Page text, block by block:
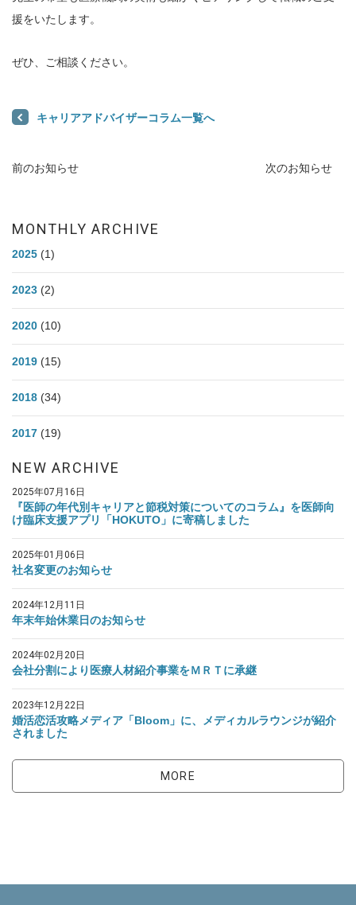
援をいたします。
ぜひ、ご相談ください。
キャリアアドバイザーコラム一覧へ
前のお知らせ 次のお知らせ
MONTHLY ARCHIVE
2025 (1)
2023 (2)
2020 (10)
2019 (15)
2018 (34)
2017 (19)
NEW ARCHIVE
2025年07月16日
『医師の年代別キャリアと節税対策についてのコラム』を医師向
け臨床支援アプリ「HOKUTO」に寄稿しました
2025年01月06日
社名変更のお知らせ
2024年12月11日
年末年始休業日のお知らせ
2024年02月20日
会社分割により医療人材紹介事業をＭＲＴに承継
2023年12月22日
婚活恋活攻略メディア「Bloom」に、メディカルラウンジが紹介
されました
MORE